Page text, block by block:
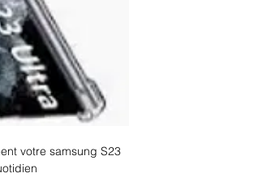
votre samsung S23